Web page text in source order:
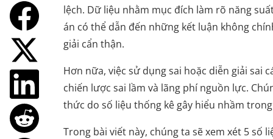
lệch. Dữ liệu nhằm mục đích làm rõ năng
án có thể dẫn đến những kết luận không
giải cẩn thận.
Hơn nữa, việc sử dụng sai hoặc diễn giải sai
chiến lược sai lầm và lãng phí nguồn lực.
thức do số liệu thống kê gây hiểu nhầm
Trong bài viết này, chúng ta sẽ xem xét 5 số